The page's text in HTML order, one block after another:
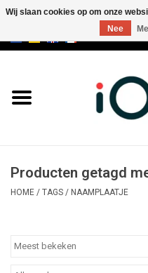
Merken
Producten getagd
HOME / TAGS / NAAMPLAATJE
Wij slaan cookies op om onze
Nee